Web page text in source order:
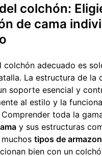
colchón:
de cama
colchón adecuado es
La estructura de la
soporte esencial y
al estilo y la
toda la
y sus estructuras
tipos de
bien con un